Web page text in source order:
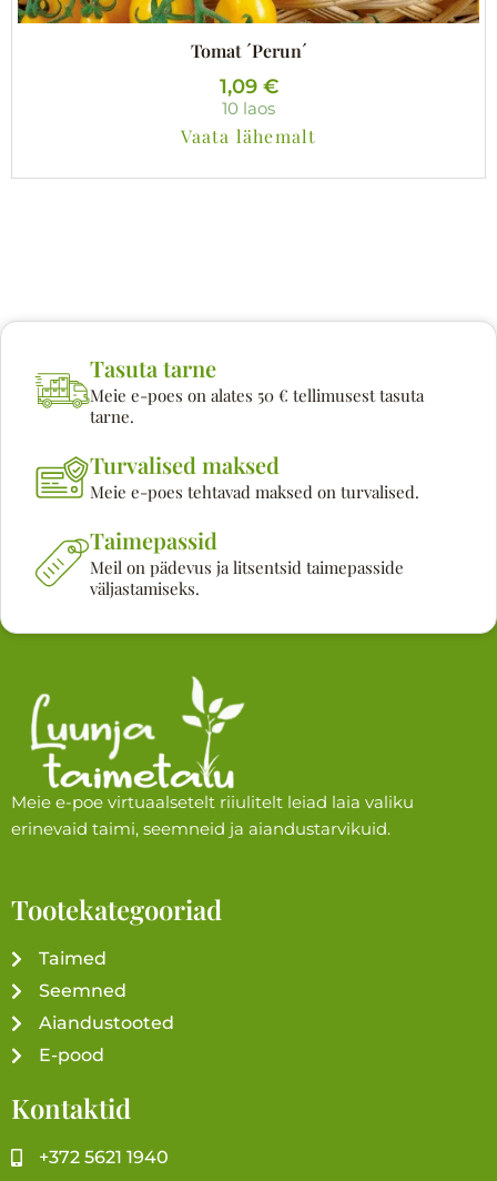
Tomat ´Perun´
1,09 €
10 laos
Vaata lähemalt
Tasuta tarne
Meie e-poes on alates 50 € tellimusest tasuta
tarne.
Turvalised maksed
Meie e-poes tehtavad maksed on turvalised.
Taimepassid
Meil on pädevus ja litsentsid taimepasside
väljastamiseks.
Meie e-poe virtuaalsetelt riiulitelt leiad laia valiku
erinevaid taimi, seemneid ja aiandustarvikuid.
Tootekategooriad
Taimed
Seemned
Aiandustooted
E-pood
Kontaktid
+372 5621 1940